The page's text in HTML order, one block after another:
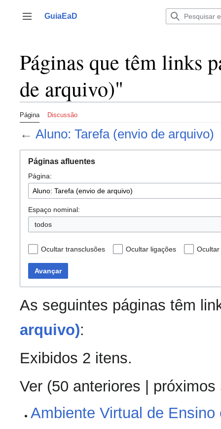
para
Alternar barra lateral
GuiaEaD
Páginas que têm links
de arquivo)"
Página Discussão
← Aluno: Tarefa (envio de arquivo)
Páginas afluentes
Página:
Espaço nominal:
todos
Ocultar transclusões Ocultar ligações
Avançar
As seguintes páginas têm
arquivo):
Exibidos 2 itens.
Ver (50 anteriores
próximos
Ambiente Virtual de